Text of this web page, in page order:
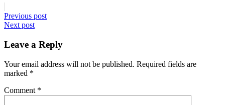
Post
navigation
Previous post
Next post
Leave a Reply
Your email address will not be published. Required fields are
marked *
Comment *